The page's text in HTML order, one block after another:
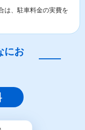
は、駐車料金の実費を
にお